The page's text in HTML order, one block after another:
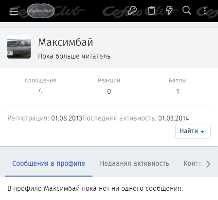
Максимбай
Пока больше читатель
Сообщения
4
Реакции
0
Баллы
1
Регистрация 01.08.2013Последняя активность 01.03.2014
Найти
Сообщения в профиле Недавняя активность Контент
В профиле Максимбай пока нет ни одного сообщения.